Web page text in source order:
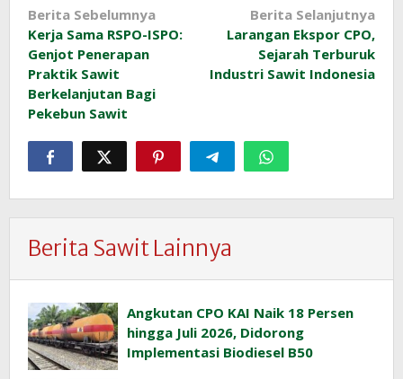
Navigasi
pos
Berita Sebelumnya
Kerja Sama RSPO-ISPO:
Genjot Penerapan
Praktik Sawit
Berkelanjutan Bagi
Pekebun Sawit
Berita Selanjutnya
Larangan Ekspor CPO,
Sejarah Terburuk
Industri Sawit Indonesia
Berita Sawit Lainnya
Angkutan CPO KAI Naik 18 Persen
hingga Juli 2026, Didorong
Implementasi Biodiesel B50